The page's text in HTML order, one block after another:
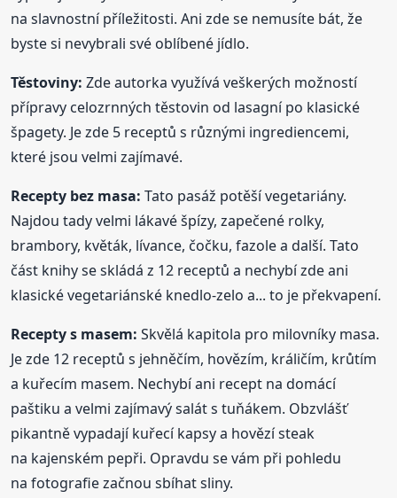
na slavnostní příležitosti. Ani zde se nemusíte bát, že
byste si nevybrali své oblíbené jídlo.
Těstoviny: Zde autorka využívá veškerých možností
přípravy celozrnných těstovin od lasagní po klasické
špagety. Je zde 5 receptů s různými ingrediencemi,
které jsou velmi zajímavé.
Recepty bez masa: Tato pasáž potěší vegetariány.
Najdou tady velmi lákavé špízy, zapečené rolky,
brambory, květák, lívance, čočku, fazole a další. Tato
část knihy se skládá z 12 receptů a nechybí zde ani
klasické vegetariánské knedlo-zelo a... to je překvapení.
Recepty s masem: Skvělá kapitola pro milovníky masa.
Je zde 12 receptů s jehněčím, hovězím, králičím, krůtím
a kuřecím masem. Nechybí ani recept na domácí
paštiku a velmi zajímavý salát s tuňákem. Obzvlášť
pikantně vypadají kuřecí kapsy a hovězí steak
na kajenském pepři. Opravdu se vám při pohledu
na fotografie začnou sbíhat sliny.